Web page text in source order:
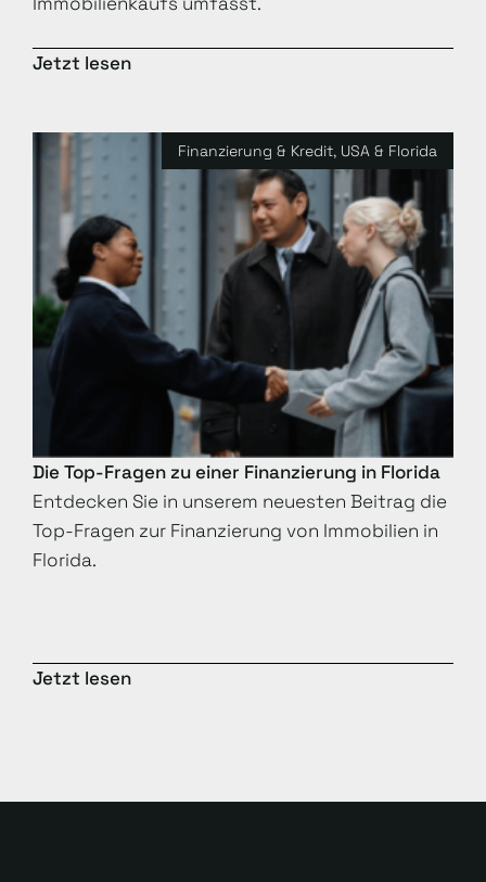
Jetzt lesen
Finanzierung & Kredit, USA & Florida
Die Top-Fragen zu einer Finanzierung in Florida
Entdecken Sie in unserem neuesten Beitrag die
Top-Fragen zur Finanzierung von Immobilien in
Florida.
Jetzt lesen